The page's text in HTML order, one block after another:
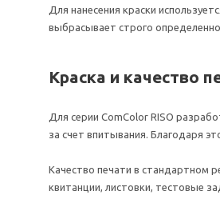
Для нанесения краски
выбрасывает строго
Краска и качество
Для серии ComColor RISO
за счет впитывания. Благодаря
Качество печати в стандартном
квитанции, листовки, тестовые